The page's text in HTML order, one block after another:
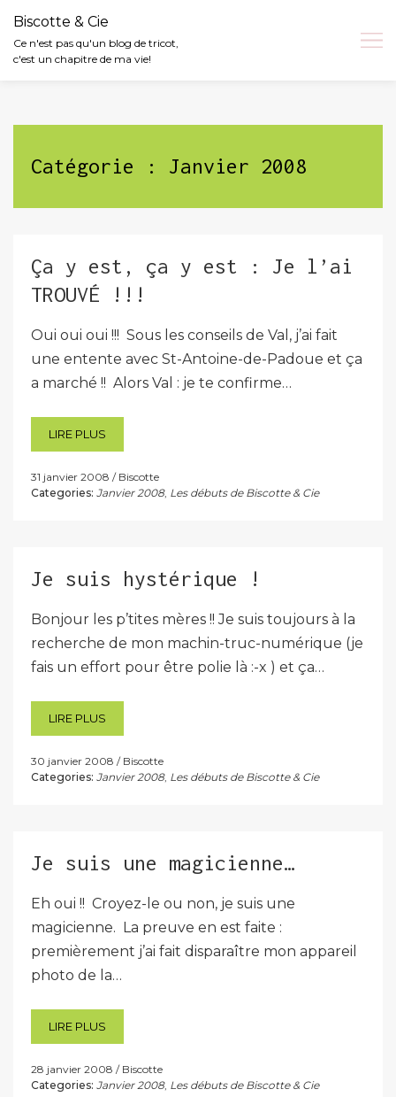
Biscotte & Cie
Ce n'est pas qu'un blog de tricot,
c'est un chapitre de ma vie!
Catégorie : Janvier 2008
Ça y est, ça y est : Je l’ai
TROUVÉ !!!
Oui oui oui !!! Sous les conseils de Val, j’ai fait
une entente avec St-Antoine-de-Padoue et ça
a marché !! Alors Val : je te confirme…
LIRE PLUS
31 janvier 2008
Biscotte
Categories: Janvier 2008, Les débuts de Biscotte & Cie
Je suis hystérique !
Bonjour les p’tites mères !! Je suis toujours à la
recherche de mon machin-truc-numérique (je
fais un effort pour être polie là :-x ) et ça…
LIRE PLUS
30 janvier 2008
Biscotte
Categories: Janvier 2008, Les débuts de Biscotte & Cie
Je suis une magicienne…
Eh oui !! Croyez-le ou non, je suis une
magicienne. La preuve en est faite :
premièrement j’ai fait disparaître mon appareil
photo de la…
LIRE PLUS
28 janvier 2008
Biscotte
Categories: Janvier 2008, Les débuts de Biscotte & Cie